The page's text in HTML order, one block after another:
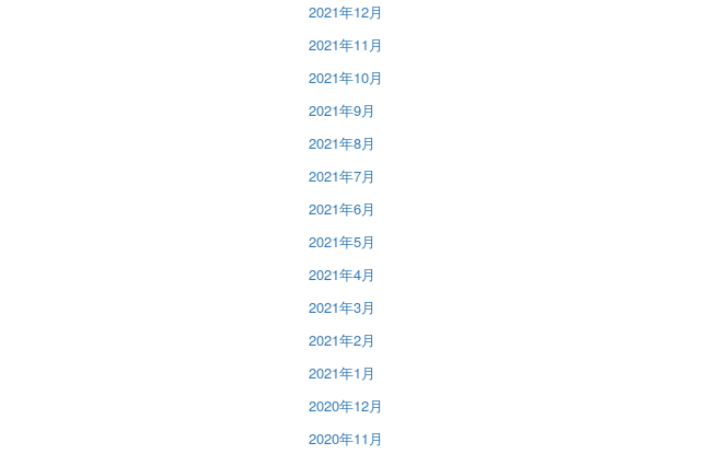
2021年12月
2021年11月
2021年10月
2021年9月
2021年8月
2021年7月
2021年6月
2021年5月
2021年4月
2021年3月
2021年2月
2021年1月
2020年12月
2020年11月